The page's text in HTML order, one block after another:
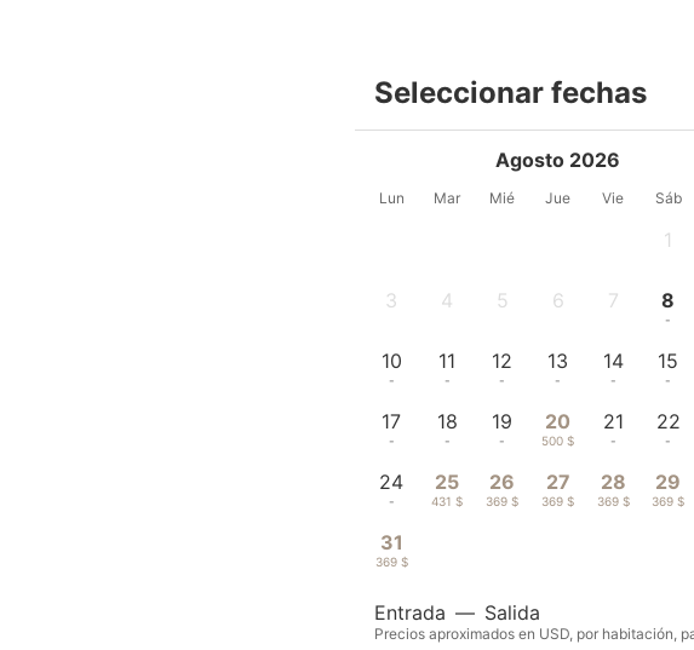
Seleccionar fechas
Agosto 2026
Lun Mar Mié Jue Vie Sáb
1
3 4 5 6 7 8
-
10
-
11
-
12
-
13
-
14
-
15
-
17
-
18
-
19
-
20
500 $
21
-
22
-
24
-
25
431 $
26
369 $
27
369 $
28
369 $
29
369 $
31
369 $
Entrada — Salida
Precios aproximados en USD, por habitación,